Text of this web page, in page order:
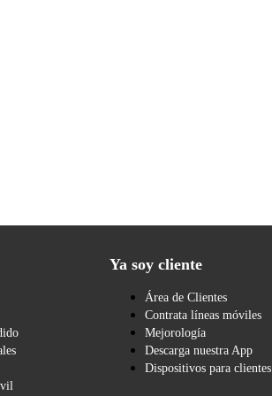
Ya soy cliente
Área de Clientes
Contrata líneas móviles
Mejorología
Descarga nuestra App
Dispositivos para clientes